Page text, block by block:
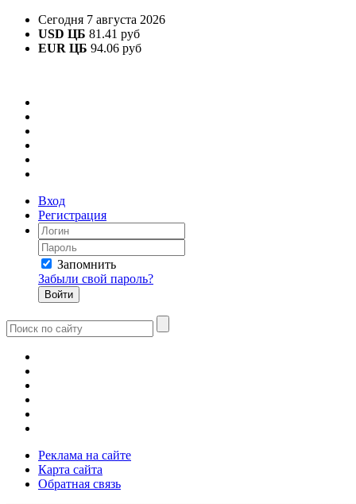
Сегодня 7 августа 2026
USD ЦБ 81.41 руб
EUR ЦБ 94.06 руб
Вход
Регистрация
Запомнить
Забыли свой пароль?
Реклама на сайте
Карта сайта
Обратная связь